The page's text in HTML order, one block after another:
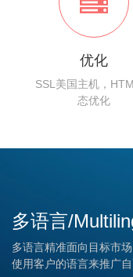
优化
SSL美国主机，
态优化
多语言/
多语言精准面向目标市
使用客户的语言来推广